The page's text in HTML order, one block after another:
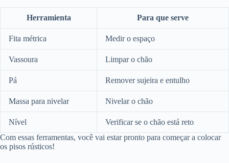
Herramienta Para que serve
Fita métrica Medir o espaço
Vassoura Limpar o chão
Pá Remover sujeira e entulho
Massa para nivelar Nivelar o chão
Nível
Verificar se o chão está reto
Com essas ferramentas, você vai estar pronto para começar a colocar
os pisos rústicos!